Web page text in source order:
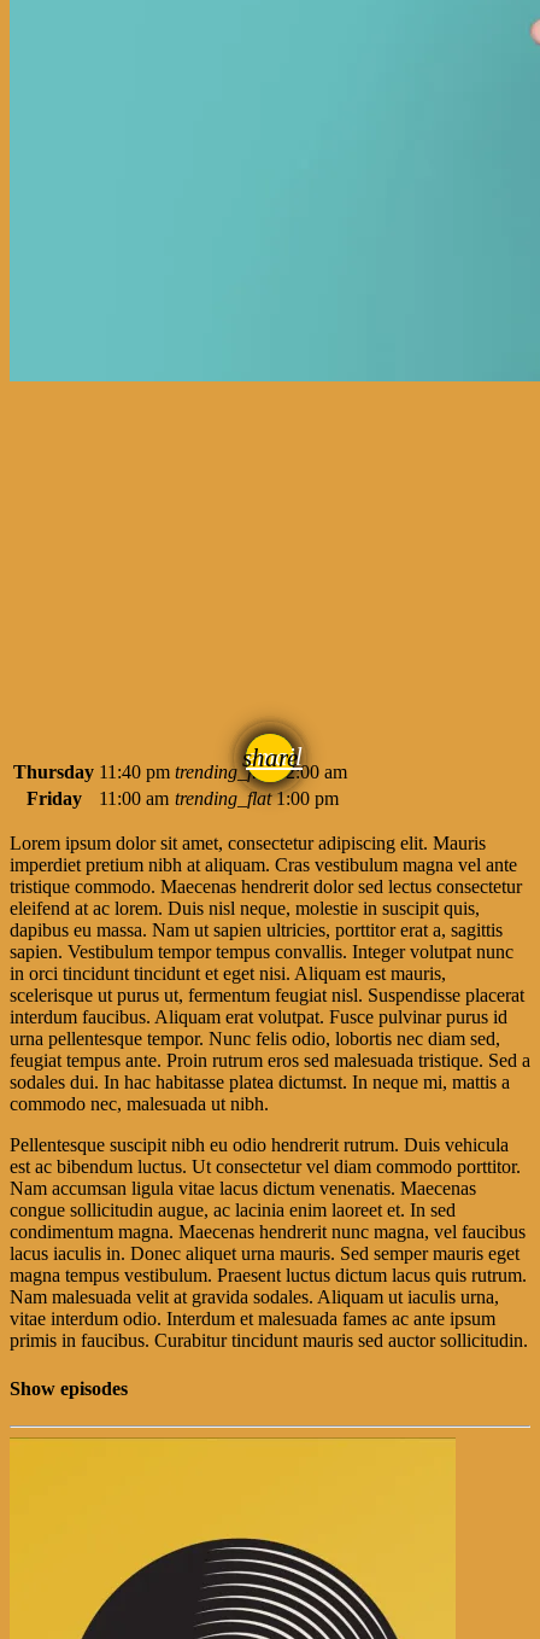
share
email
Thursday 11:40 pm trending_flat 12:00 am
Friday
11:00 am trending_flat 1:00 pm
Lorem ipsum dolor sit amet, consectetur adipiscing elit. Mauris
imperdiet pretium nibh at aliquam. Cras vestibulum magna vel ante
tristique commodo. Maecenas hendrerit dolor sed lectus consectetur
eleifend at ac lorem. Duis nisl neque, molestie in suscipit quis,
dapibus eu massa. Nam ut sapien ultricies, porttitor erat a, sagittis
sapien. Vestibulum tempor tempus convallis. Integer volutpat nunc
in orci tincidunt tincidunt et eget nisi. Aliquam est mauris,
scelerisque ut purus ut, fermentum feugiat nisl. Suspendisse placerat
interdum faucibus. Aliquam erat volutpat. Fusce pulvinar purus id
urna pellentesque tempor. Nunc felis odio, lobortis nec diam sed,
feugiat tempus ante. Proin rutrum eros sed malesuada tristique. Sed a
sodales dui. In hac habitasse platea dictumst. In neque mi, mattis a
commodo nec, malesuada ut nibh.
Pellentesque suscipit nibh eu odio hendrerit rutrum. Duis vehicula
est ac bibendum luctus. Ut consectetur vel diam commodo porttitor.
Nam accumsan ligula vitae lacus dictum venenatis. Maecenas
congue sollicitudin augue, ac lacinia enim laoreet et. In sed
condimentum magna. Maecenas hendrerit nunc magna, vel faucibus
lacus iaculis in. Donec aliquet urna mauris. Sed semper mauris eget
magna tempus vestibulum. Praesent luctus dictum lacus quis rutrum.
Nam malesuada velit at gravida sodales. Aliquam ut iaculis urna,
vitae interdum odio. Interdum et malesuada fames ac ante ipsum
primis in faucibus. Curabitur tincidunt mauris sed auctor sollicitudin.
Show episodes